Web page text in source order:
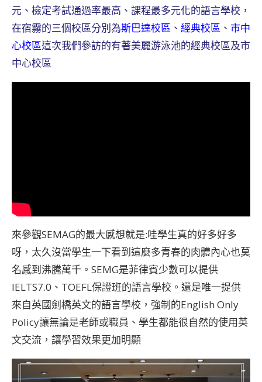
元、檢定考試通過率最高、課程最多元化的語言學校，
在宿霧的三個校區分別為斯巴達校區 、 經典校區 、 市中
心校區這次我們參訪的有著美麗游泳池的經典校區及市
中心校區
來參觀SEMAG的最大感想就是:哇學生真的好多好多
呀，太久沒當學生一下看到這麼多青春的肉體內心也莫
名感到沸騰萬千。SEMG是菲律賓少數可以提供
IELTS7.0、TOEFL保證班的語言學校。還是唯一提供
來自英國劍橋英文的語言學校，強制的English Only
Policy讓無論是老師或職員、學生都能很自然的使用英
文交流，讓學習效果更加明顯